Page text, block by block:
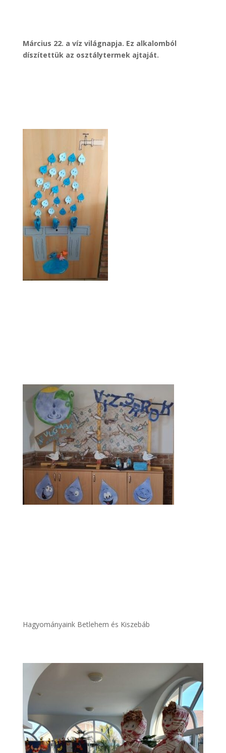
Március 22. a víz világnapja. Ez alkalomból
díszítettük az osztálytermek ajtaját.
Hagyományaink Betlehem és Kiszebáb